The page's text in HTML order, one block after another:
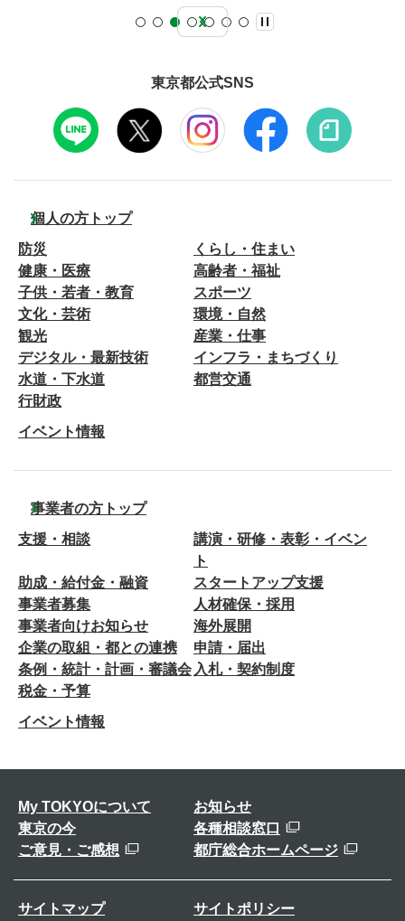
東京都公式SNS
個人の方トップ
防災
くらし・住まい
健康・医療
高齢者・福祉
子供・若者・教育
スポーツ
文化・芸術
環境・自然
観光
産業・仕事
デジタル・最新技術
インフラ・まちづくり
水道・下水道
都営交通
行財政
イベント情報
事業者の方トップ
支援・相談
講演・研修・表彰・イベン
ト
助成・給付金・融資
スタートアップ支援
事業者募集
人材確保・採用
事業者向けお知らせ
海外展開
企業の取組・都との連携
申請・届出
条例・統計・計画・審議会 入札・契約制度
税金・予算
イベント情報
My TOKYOについて
お知らせ
東京の今
各種相談窓口
ご意見・ご感想
都庁総合ホームページ
サイトマップ サイトポリシー